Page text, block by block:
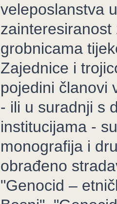
veleposlanstva
grobnicama
Zajednice i
pojedini članovi
- ili u suradnji s
institucijama -
monografija i
obrađeno
"Genocid –